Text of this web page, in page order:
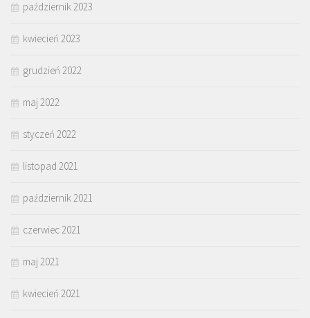
październik 2023
kwiecień 2023
grudzień 2022
maj 2022
styczeń 2022
listopad 2021
październik 2021
czerwiec 2021
maj 2021
kwiecień 2021